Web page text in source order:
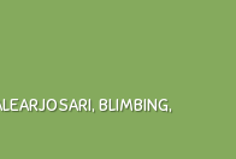
BLIMBING,